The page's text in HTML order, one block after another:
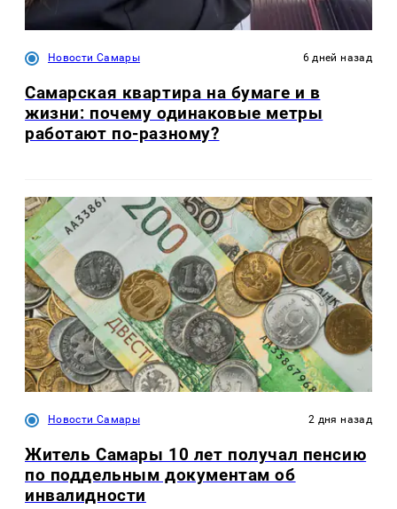
Новости Самары 6 дней назад
Самарская квартира на бумаге и в
жизни: почему одинаковые метры
работают по-разному?
Новости Самары 2 дня назад
Житель Самары 10 лет получал пенсию
по поддельным документам об
инвалидности